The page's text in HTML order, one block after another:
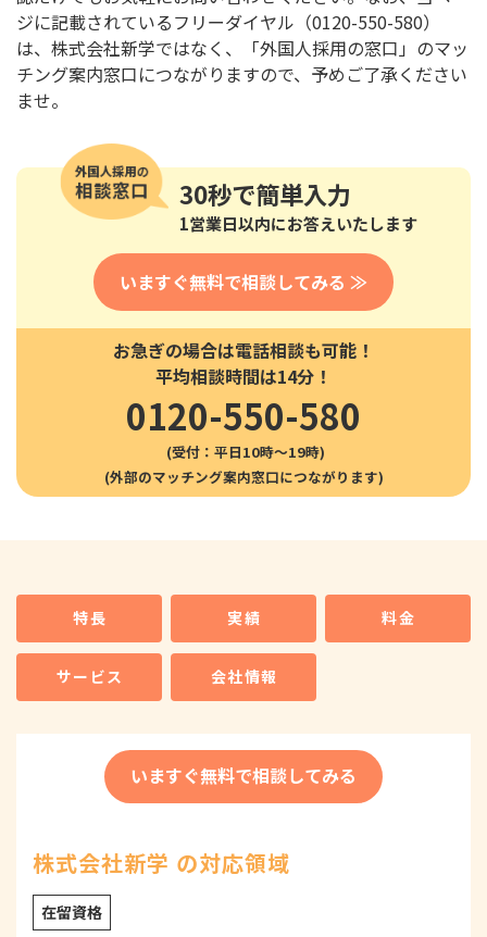
ジに記載されているフリーダイヤル（0120-550-580）
は、株式会社新学ではなく、「外国人採用の窓口」のマッ
チング案内窓口につながりますので、予めご了承ください
ませ。
30秒で簡単入力
1営業日以内にお答えいたします
いますぐ無料で相談してみる ≫
お急ぎの場合は電話相談も可能！
平均相談時間は14分！
0120-550-580
(受付：平日10時〜19時)
特長 実績 料金
サービス 会社情報
いますぐ無料で相談してみる
株式会社新学 の対応領域
在留資格